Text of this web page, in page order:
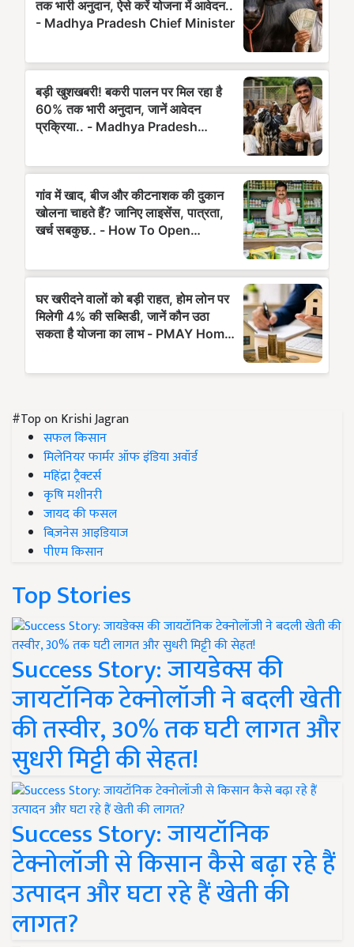
#Top on Krishi Jagran
सफल किसान
मिलेनियर फार्मर ऑफ इंडिया अवॉर्ड
महिंद्रा ट्रैक्टर्स
कृषि मशीनरी
जायद की फसल
बिज़नेस आइडियाज
पीएम किसान
Top Stories
Success Story: जायडेक्स की
जायटॉनिक टेक्नोलॉजी ने बदली खेती
की तस्वीर, 30% तक घटी लागत और
सुधरी मिट्टी की सेहत!
Success Story: जायटॉनिक
टेक्नोलॉजी से किसान कैसे बढ़ा रहे हैं
उत्पादन और घटा रहे हैं खेती की
लागत?